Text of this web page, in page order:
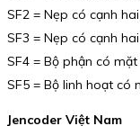
SF2 = Nẹp có cạnh
SF3 = Nẹp có cạnh
SF4 = Bộ phận có
SF5 = Bộ linh hoạt có
Jencoder Việt Nam